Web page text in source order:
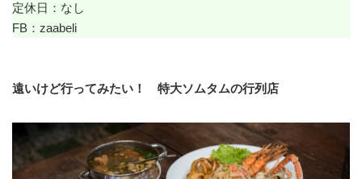
定休日：なし
FB： zaabeli
遠いけど行ってみたい！ 特大ソムタムの行列店